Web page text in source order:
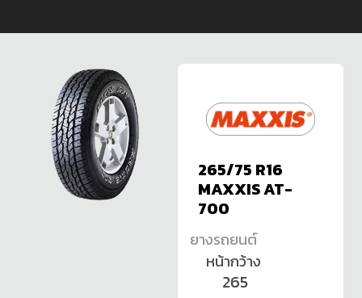
265/75 R16
MAXXIS AT-
700
ยางรถยนต์
หน้ากว้าง
265